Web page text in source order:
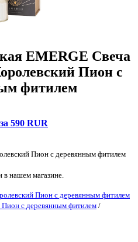
EMERGE Свеча
Пион с
фитилем
590 RUR
Пион с деревянным фитилем
в нашем магазине.
Пион с деревянным фитилем
Пион с деревянным фитилем /